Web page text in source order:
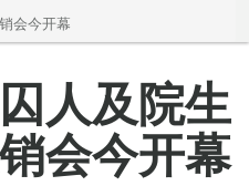
会今开幕
人及院生
会今开幕